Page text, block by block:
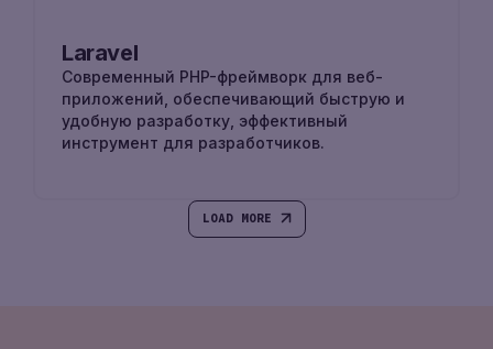
Laravel
Cовременный PHP-фреймворк для веб-
приложений, обеспечивающий быструю и
удобную разработку, эффективный
инструмент для разработчиков.
LOAD MORE